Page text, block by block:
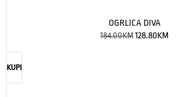
OGRLICA DIVA
184.00KM128.80KM
KUPI